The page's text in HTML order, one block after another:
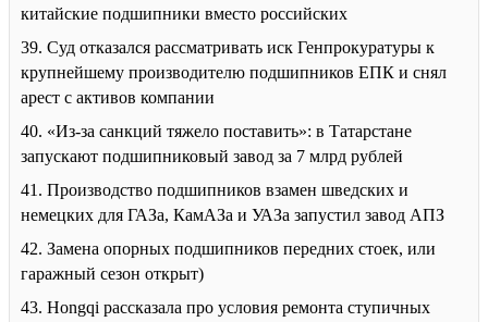
китайские подшипники вместо российских
39. Суд отказался рассматривать иск Генпрокуратуры к
крупнейшему производителю подшипников ЕПК и снял
арест с активов компании
40. «Из-за санкций тяжело поставить»: в Татарстане
запускают подшипниковый завод за 7 млрд рублей
41. Производство подшипников взамен шведских и
немецких для ГАЗа, КамАЗа и УАЗа запустил завод АПЗ
42. Замена опорных подшипников передних стоек, или
гаражный сезон открыт)
43. Hongqi рассказала про условия ремонта ступичных